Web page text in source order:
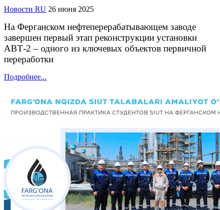
Новости RU 26 июня 2025
На Ферганском нефтеперерабатывающем заводе
завершен первый этап реконструкции установки
АВТ-2 – одного из ключевых объектов первичной
переработки
Подробнее...